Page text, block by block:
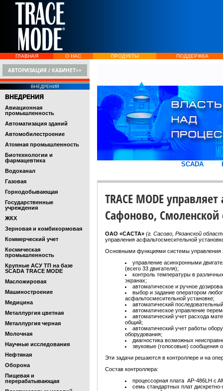
ГЛАВНАЯ О НАС ПРОДУКТЫ ПОДДЕРЖКА
АВТОРИЗАЦИЯ / КАБИНЕТ>>
ВНЕДРЕНИЯ
ВНЕДРЕНИЯ
Авиационная
промышленность
Автоматизация зданий
Автомобилестроение
Атомная промышленность
Биотехнологии и
фармацевтика
Водоканал
Газовая
Горнодобывающая
Государственные
учреждения
ЖКХ
Зерновая и комбикормовая
Коммерческий учет
Космическая
промышленность
Крупные АСУ ТП на базе
SCADA TRACE MODE
Масложировая
Машиностроение
Медицина
Металлургия цветная
Металлургия черная
Молочная
Научные исследования
Нефтяная
Оборона
Пищевая и
перерабатывающая
SCADA
TRACE MODE
Сафоново, Смоленской
ОАО «САСТА» (г. Сасово, Рязанской
управления асфальтосмесительной
Основными функциями системы управления
управление асинхронными
(всего 33 двигателя);
контроль температуры в
экранах;
автоматическое и ручное
выбор и задание оператором
асфальтосмесительной установке;
автоматический
автоматическое управление
автоматический учет расхода
общий;
автоматический учет работы
оборудования;
диагностика возможных
звуковые (голосовые) сообщения
Эти задачи решаются в контроллере и на
Состав контроллера:
процессорная плата AP-486LH c
семь стандартных плат